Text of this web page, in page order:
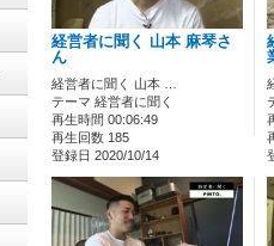
経営者に聞く 山本 麻琴さ
ん
経営者に聞く 山本 …
テーマ 経営者に聞く
再生時間 00:06:49
再生回数 185
登録日 2020/10/14